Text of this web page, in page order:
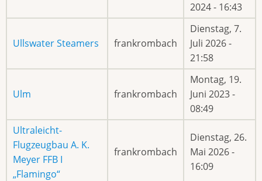
2024 - 16:43
Ullswater Steamers frankrombach
Dienstag, 7.
Juli 2026 -
21:58
Ulm frankrombach
Montag, 19.
Juni 2023 -
08:49
Ultraleicht-
Flugzeugbau A. K.
Meyer FFB I
„Flamingo“
frankrombach
Dienstag, 26.
Mai 2026 -
16:09